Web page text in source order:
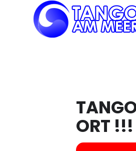
ORT !!!